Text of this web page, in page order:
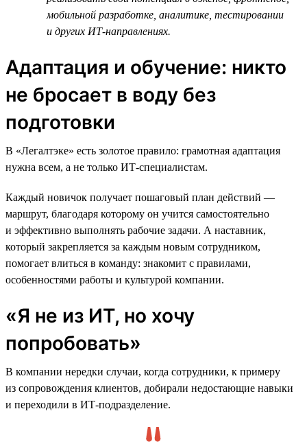
мобильной разработке, аналитике, тестировании
и других ИТ-направлениях.
Адаптация и обучение: никто
не бросает в воду без
подготовки
В «Легалтэке» есть золотое правило: грамотная адаптация
нужна всем, а не только ИТ-специалистам.
Каждый новичок получает пошаговый план действий —
маршрут, благодаря которому он учится самостоятельно
и эффективно выполнять рабочие задачи. А наставник,
который закрепляется за каждым новым сотрудником,
помогает влиться в команду: знакомит с правилами,
особенностями работы и культурой компании.
«Я не из ИТ, но хочу
попробовать»
В компании нередки случаи, когда сотрудники, к примеру
из сопровождения клиентов, добирали недостающие навыки
и переходили в ИТ-подразделение.